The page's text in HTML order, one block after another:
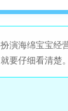
演海绵宝宝经
要仔细看清楚。